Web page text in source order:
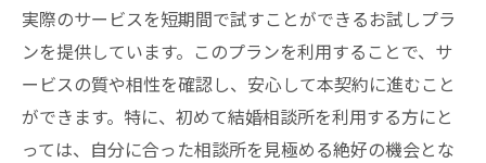
実際のサービスを短期間で試すことができるお試しプラ
ンを提供しています。このプランを利用することで、サ
ービスの質や相性を確認し、安心して本契約に進むこと
ができます。特に、初めて結婚相談所を利用する方にと
っては、自分に合った相談所を見極める絶好の機会とな